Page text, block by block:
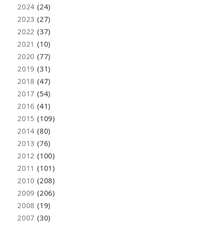
2024 (24)
2023 (27)
2022 (37)
2021 (10)
2020 (77)
2019 (31)
2018 (47)
2017 (54)
2016 (41)
2015 (109)
2014 (80)
2013 (76)
2012 (100)
2011 (101)
2010 (208)
2009 (206)
2008 (19)
2007 (30)